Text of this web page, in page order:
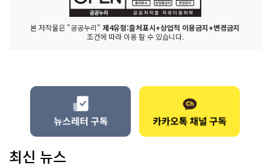
본 저작물은 "공공누리" 제4유형:출처표시+상업적 이용금지+변경금지
조건에 따라 이용 할 수 있습니다.
최신 뉴스